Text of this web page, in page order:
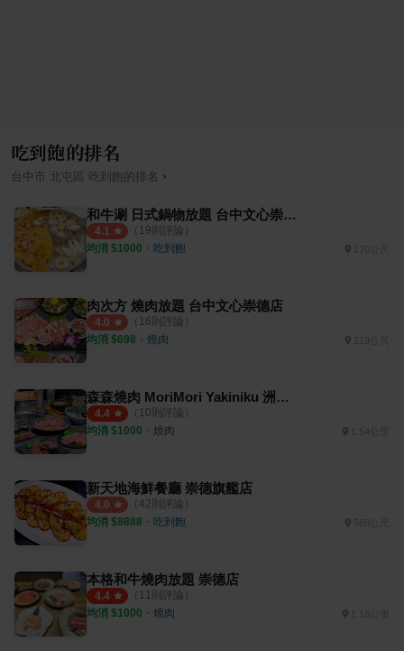
吃到飽的排名
台中市 北屯區 吃到飽的排名 ›
和牛涮 日式鍋物放題 台中文心崇德店
4.1 （ 19則評論）
均消 $1000 ・ 吃到飽
肉次方 燒肉放題 台中文心崇德店
4.0 （ 16則評論）
均消 $698 ・ 燒肉
森森燒肉 MoriMori Yakiniku 洲際店
4.4 （ 10則評論）
均消 $1000 ・ 燒肉 1.54公里
新天地海鮮餐廳 崇德旗艦店
4.0 （ 42則評論）
均消 $8888 ・ 吃到飽 588公尺
本格和牛燒肉放題 崇德店
4.4 （ 11則評論）
均消 $1000 ・ 燒肉